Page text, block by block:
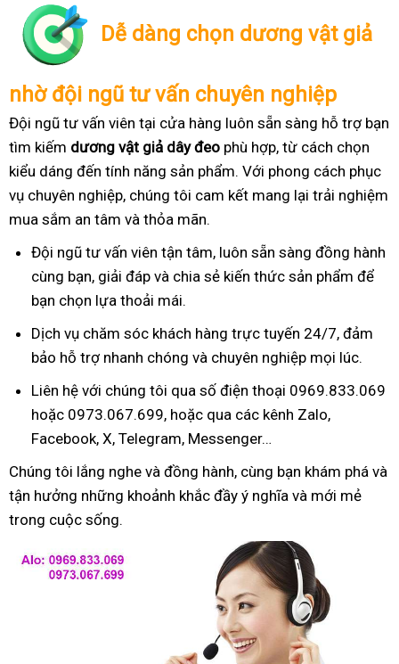
Dễ dàng chọn dương vật giả
nhờ đội ngũ tư vấn chuyên nghiệp
Đội ngũ tư vấn viên tại cửa hàng luôn sẵn sàng hỗ trợ bạn
tìm kiếm dương vật giả dây đeo phù hợp, từ cách chọn
kiểu dáng đến tính năng sản phẩm. Với phong cách phục
vụ chuyên nghiệp, chúng tôi cam kết mang lại trải nghiệm
mua sắm an tâm và thỏa mãn.
Đội ngũ tư vấn viên tận tâm, luôn sẵn sàng đồng hành
cùng bạn, giải đáp và chia sẻ kiến thức sản phẩm để
bạn chọn lựa thoải mái.
Dịch vụ chăm sóc khách hàng trực tuyến 24/7, đảm
bảo hỗ trợ nhanh chóng và chuyên nghiệp mọi lúc.
Liên hệ với chúng tôi qua số điện thoại 0969.833.069
hoặc 0973.067.699, hoặc qua các kênh Zalo,
Facebook, X, Telegram, Messenger…
Chúng tôi lắng nghe và đồng hành, cùng bạn khám phá và
tận hưởng những khoảnh khắc đầy ý nghĩa và mới mẻ
trong cuộc sống.